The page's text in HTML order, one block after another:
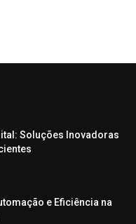
Soluções Inovadoras
e Eficiência na